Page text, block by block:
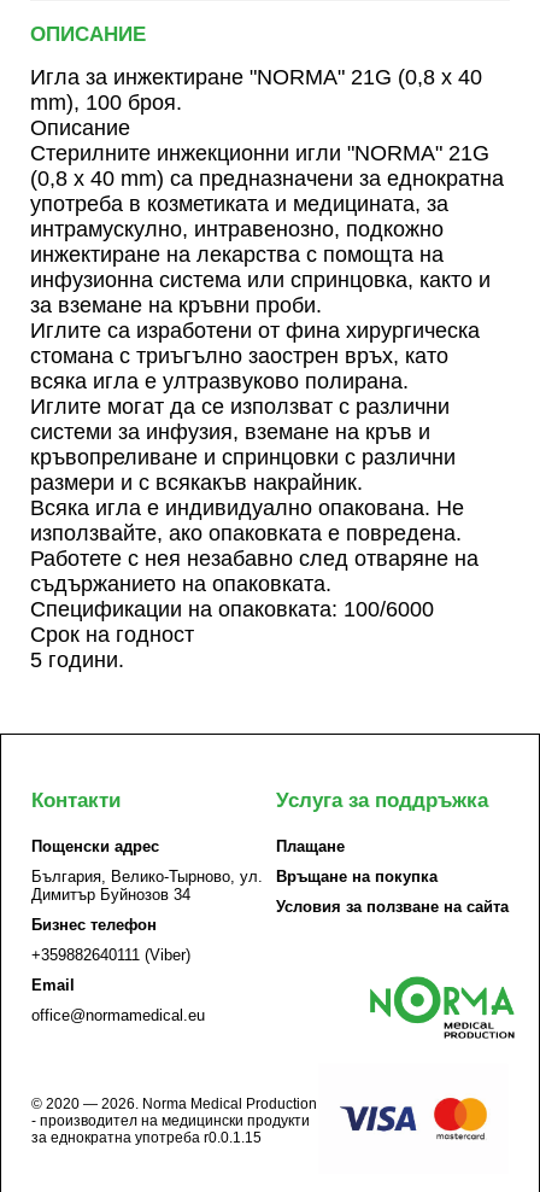
ОПИСАНИЕ
Игла за инжектиране "NORMA" 21G (0,8 x 40
mm), 100 броя.
Описание
Стерилните инжекционни игли "NORMA" 21G
(0,8 x 40 mm) са предназначени за еднократна
употреба в козметиката и медицината, за
интрамускулно, интравенозно, подкожно
инжектиране на лекарства с помощта на
инфузионна система или спринцовка, както и
за вземане на кръвни проби.
Иглите са изработени от фина хирургическа
стомана с триъгълно заострен връх, като
всяка игла е ултразвуково полирана.
Иглите могат да се използват с различни
системи за инфузия, вземане на кръв и
кръвопреливане и спринцовки с различни
размери и с всякакъв накрайник.
Всяка игла е индивидуално опакована. Не
използвайте, ако опаковката е повредена.
Работете с нея незабавно след отваряне на
съдържанието на опаковката.
Спецификации на опаковката: 100/6000
Срок на годност
5 години.
Контакти
Пощенски адрес
България, Велико-Тырново, ул.
Димитър Буйнозов 34
Бизнес телефон
+359882640111 (Viber)
Email
office@normamedical.eu
Услуга за поддръжка
Плащане
Връщане на покупка
Условия за ползване на сайта
© 2020 — 2026. Norma Medical Production
- производител на медицински продукти
за еднократна употреба r0.0.1.15